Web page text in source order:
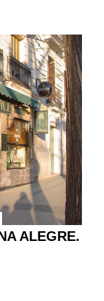
ALEGRE.